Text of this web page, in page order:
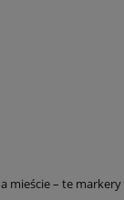
mieście – te